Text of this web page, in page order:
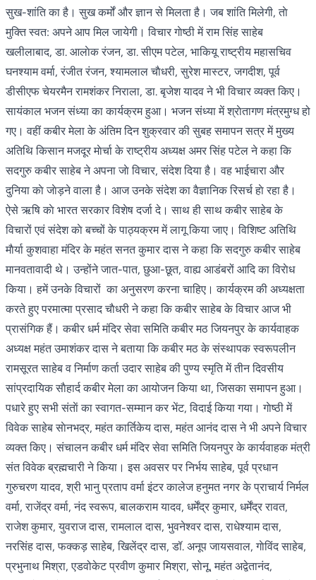
सुख-शांति का है। सुख कर्मों और ज्ञान से मिलता है। जब शांति मिलेगी, ताे
मुक्ति स्वत: अपने आप मिल जायेगी। विचार गाेष्ठी में राम सिंह साहेब
खलीलाबाद, डा. आलाेक रंजन, डा. सीएम पटेल, भाकियू राष्ट्रीय महासचिव
घनश्याम वर्मा, रंजीत रंजन, श्यामलाल चाैधरी, सुरेश मास्टर, जगदीश, पूर्व
डीसीएफ चेयरमैन रामशंकर निराला, डा. बृजेश यादव ने भी विचार व्यक्त किए।
सायंकाल भजन संध्या का कार्यक्रम हुआ। भजन संध्या में श्राेतागण मंत्रमुग्ध हो
गए। वहीं कबीर मेला के अंतिम दिन शुक्रवार की सुबह समापन सत्र में मुख्य
अतिथि किसान मजदूर माेर्चा के राष्ट्रीय अध्यक्ष अमर सिंह पटेल ने कहा कि
सदगुरु कबीर साहेब ने अपना जाे विचार, संदेश दिया है। वह भाईचारा और
दुनिया काे जाेड़ने वाला है। आज उनके संदेश का वैज्ञानिक रिसर्च हाे रहा है।
ऐसे ऋषि काे भारत सरकार विशेष दर्जा दे। साथ ही साथ कबीर साहेब के
विचारों एवं संदेश काे बच्चों के पाठ्यक्रम में लागू किया जाए। विशिष्ट अतिथि
माैर्या कुशवाहा मंदिर के महंत सनत कुमार दास ने कहा कि सदगुरु कबीर साहेब
मानवतावादी थे। उन्होंने जात-पात, छुआ-छूत, वाह्य आडंबरों आदि का विराेध
किया। हमें उनके विचारों का अनुसरण करना चाहिए। कार्यक्रम की अध्यक्षता
करते हुए परमात्मा प्रसाद चाैधरी ने कहा कि कबीर साहेब के विचार आज भी
प्रासंगिक हैं। कबीर धर्म मंदिर सेवा समिति कबीर मठ जियनपुर के कार्यवाहक
अध्यक्ष महंत उमाशंकर दास ने बताया कि कबीर मठ के संस्थापक स्वरूपलीन
रामसूरत साहेब व निर्माण कर्ता उदार साहेब की पुण्य स्मृति में तीन दिवसीय
सांप्रदायिक साैहार्द कबीर मेला का आयोजन किया था, जिसका समापन हुआ।
पधारे हुए सभी संताें का स्वागत-सम्मान कर भेंट, विदाई किया गया। गाेष्ठी में
विवेक साहेब साेनभद्र, महंत कार्तिकेय दास, महंत आनंद दास ने भी अपने विचार
व्यक्त किए। संचालन कबीर धर्म मंदिर सेवा समिति जियनपुर के कार्यवाहक मंत्री
संत विवेक ब्रह्मचारी ने किया। इस अवसर पर निर्भय साहेब, पूर्व प्रधान
गुरुचरण यादव, श्री भानु प्रताप वर्मा इंटर कालेज हनुमत नगर के प्राचार्य निर्मल
वर्मा, राजेंद्र वर्मा, नंद स्वरूप, बालकराम यादव, धर्मेंद्र कुमार, धर्मेंद्र रावत,
राजेश कुमार, युवराज दास, रामलाल दास, भुवनेश्वर दास, राधेश्याम दास,
नरसिंह दास, फक्कड़ साहेब, खिलेंद्र दास, डॉ. अनूप जायसवाल, गाेविंद साहेब,
प्रभुनाथ मिश्रा, एडवोकेट प्रवीण कुमार मिश्रा, साेनू, महंत अद्वेतानंद,